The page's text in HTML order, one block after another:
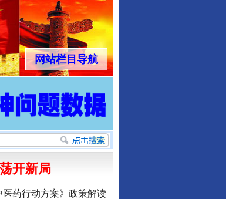
网站栏目导航
开新局
医药行动方案》政策解读